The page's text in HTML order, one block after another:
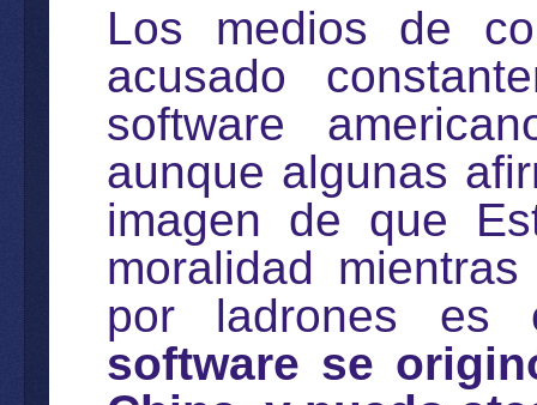
Los medios de
acusado
software
aunque algunas
imagen de que
moralidad
por ladrones es
software se